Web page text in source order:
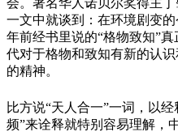
一文中就谈到：在环境剧变
年前经书里说的“格物致知”
代对于格物和致知有新的认
的精神。
比方说“天人合一”一词，以
频”来诠释就特别容易理解，